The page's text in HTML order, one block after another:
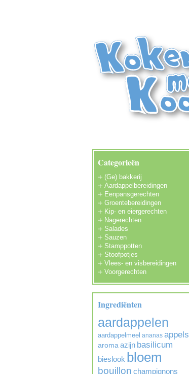
Categorieën
(Ge) bakkerij
Aardappelbereidingen
Eenpansgerechten
Groentebereidingen
Kip- en eiergerechten
Nagerechten
Salades
Sauzen
Stamppotten
Stoofpotjes
Vlees- en visbereidingen
Voorgerechten
Ingrediënten
aardappelen
aardappelmeel ananas appels
aroma azijn basilicum
bieslook bloem
bouillon champignons